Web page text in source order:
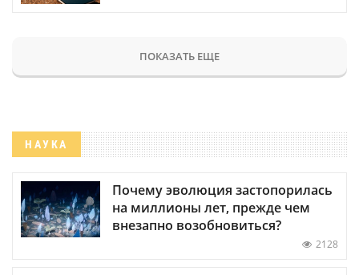
ПОКАЗАТЬ ЕЩЕ
НАУКА
Почему эволюция застопорилась
на миллионы лет, прежде чем
внезапно возобновиться?
2128